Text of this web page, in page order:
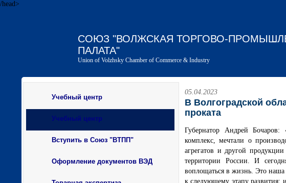
/head>
СОЮЗ "ВОЛЖСКАЯ ТОРГОВО-
ПАЛАТА"
Union of Volzhsky Chamber of Commerce & Industry
Учебный центр
Учебный центр
Вступить в Союз "ВТПП"
Оформление документов ВЭД
05.04.2023
В Волгоградской
проката
Губернатор Андрей
комплекс, мечтали о
агрегатов и другой
территории России. И
воплощаться в жизнь. Это наша
к следующему этапу развития: